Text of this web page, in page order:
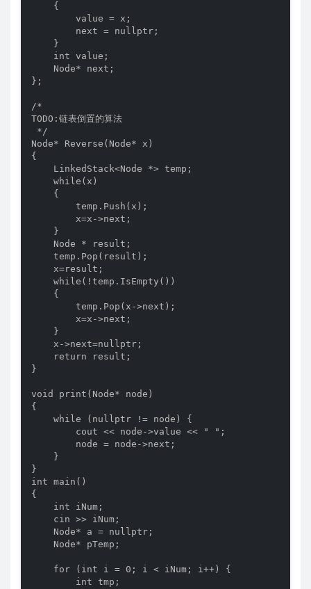
    {
        value = x;
        next = nullptr;
    }
    int value;
    Node* next;
};
/*
TODO:链表倒置的算法
*/
Node* Reverse(Node* x)
{
    LinkedStack<Node *> temp;
    while(x)
    {
        temp.Push(x);
        x=x->next;
    }
    Node * result;
    temp.Pop(result);
    x=result;
    while(!temp.IsEmpty())
    {
        temp.Pop(x->next);
        x=x->next;
    }
    x->next=nullptr;
    return result;
}
void print(Node* node)
{
    while (nullptr != node) {
        cout << node->value << " ";
        node = node->next;
    }
}
int main()
{
    int iNum;
    cin >> iNum;
    Node* a = nullptr;
    Node* pTemp;
    for (int i = 0; i < iNum; i++) {
        int tmp;